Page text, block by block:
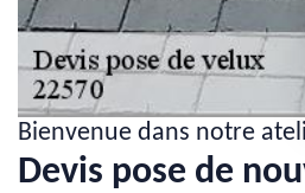
Bienvenue dans notre
Devis pose de